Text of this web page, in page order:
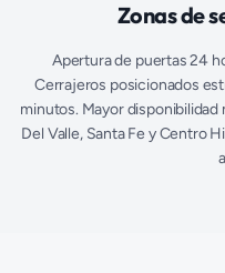
Zonas de
Apertura de puertas 24
Cerrajeros posicionados
minutos. Mayor disponibilidad
Del Valle, Santa Fe y Centro